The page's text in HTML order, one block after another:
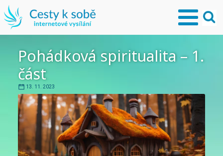
Pohádková spiritualita – 1.
část
13. 11. 2023